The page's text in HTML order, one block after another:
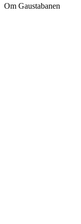
Om Gaustabanen